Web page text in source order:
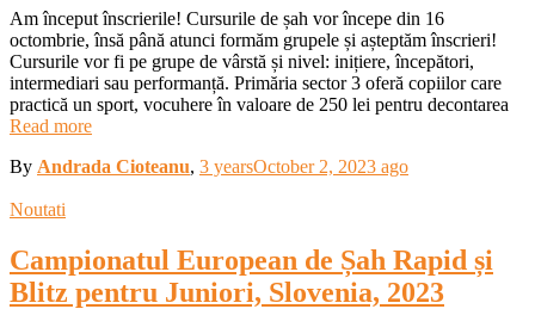
Am început înscrierile! Cursurile de șah vor începe din 16
octombrie, însă până atunci formăm grupele și așteptăm înscrieri!
Cursurile vor fi pe grupe de vârstă și nivel: inițiere, începători,
intermediari sau performanță. Primăria sector 3 oferă copiilor care
practică un sport, vocuhere în valoare de 250 lei pentru decontarea
Read more
By Andrada Cioteanu, 3 yearsOctober 2, 2023 ago
Noutati
Campionatul European de Șah Rapid și
Blitz pentru Juniori, Slovenia, 2023